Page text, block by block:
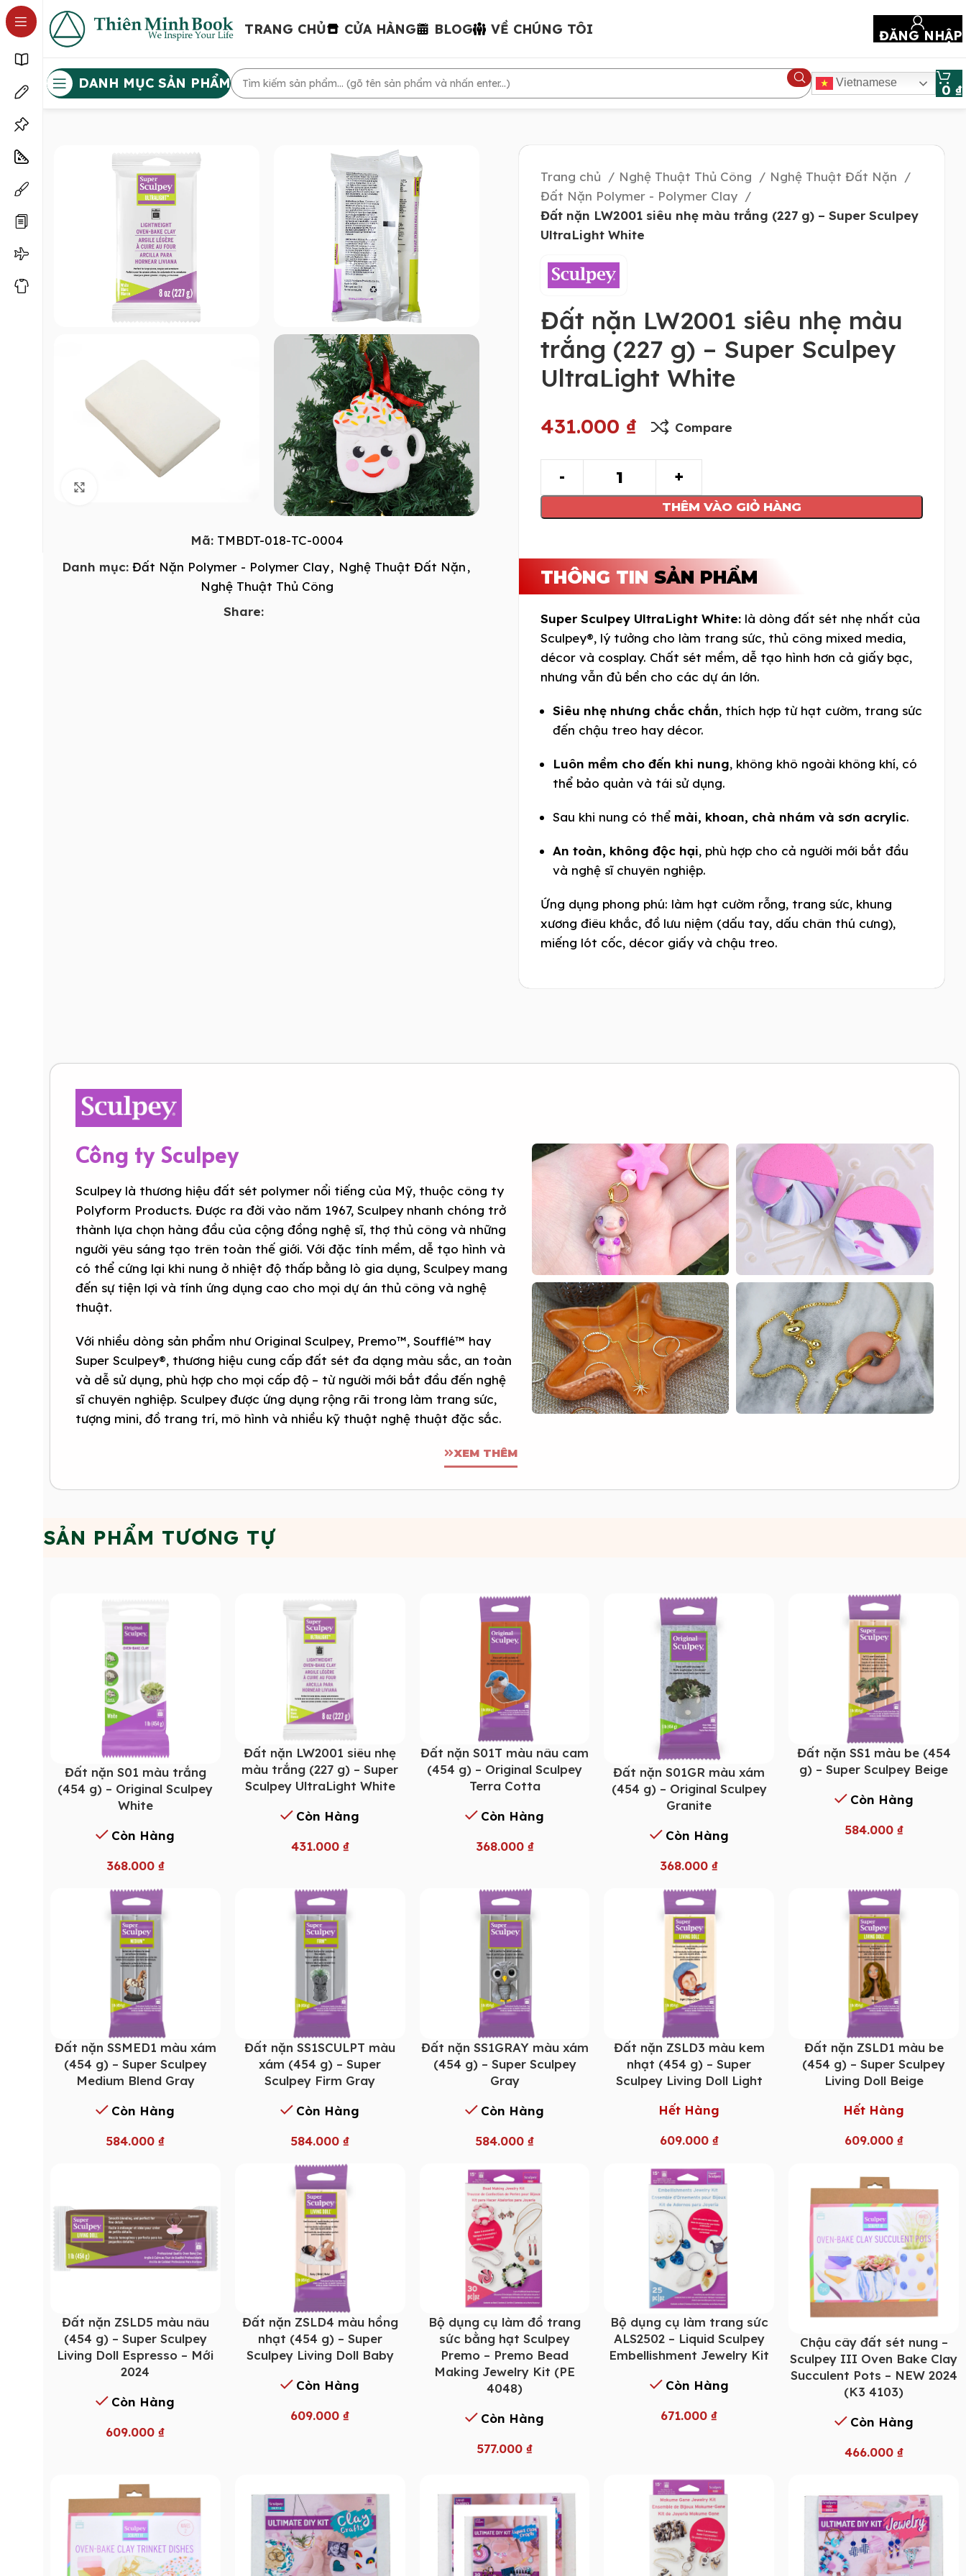
TRANG CHỦ CỬA HÀNG BLOG VỀ CHÚNG TÔI ĐĂNG NHẬP
DANH MỤC SẢN PHẨM Vietnamese 0 ₫
Mã: TMBDT-018-TC-0004
Danh mục: Đất Nặn Polymer - Polymer Clay, Nghệ Thuật Đất Nặn,
Nghệ Thuật Thủ Công
Share:
Trang chủ Nghệ Thuật Thủ Công
Nghệ Thuật Đất Nặn
Đất Nặn Polymer - Polymer Clay
Đất nặn LW2001 siêu nhẹ màu trắng (227 g) – Super Sculpey
UltraLight White
Đất nặn LW2001 siêu nhẹ màu
trắng (227 g) – Super Sculpey
UltraLight White
431.000 ₫ Compare
THÊM VÀO GIỎ HÀNG
THÔNG TIN SẢN PHẨM
Super Sculpey UltraLight White: là dòng đất sét nhẹ nhất của
Sculpey®, lý tưởng cho làm trang sức, thủ công mixed media,
décor và cosplay. Chất sét mềm, dễ tạo hình hơn cả giấy bạc,
nhưng vẫn đủ bền cho các dự án lớn.
Siêu nhẹ nhưng chắc chắn, thích hợp từ hạt cườm, trang sức
đến chậu treo hay décor.
Luôn mềm cho đến khi nung, không khô ngoài không khí, có
thể bảo quản và tái sử dụng.
Sau khi nung có thể mài, khoan, chà nhám và sơn acrylic.
An toàn, không độc hại, phù hợp cho cả người mới bắt đầu
và nghệ sĩ chuyên nghiệp.
Ứng dụng phong phú: làm hạt cườm rỗng, trang sức, khung
xương điêu khắc, đồ lưu niệm (dấu tay, dấu chân thú cưng),
miếng lót cốc, décor giấy và chậu treo.
Công ty Sculpey
Sculpey là thương hiệu đất sét polymer nổi tiếng của Mỹ, thuộc công ty
Polyform Products. Được ra đời vào năm 1967, Sculpey nhanh chóng trở
thành lựa chọn hàng đầu của cộng đồng nghệ sĩ, thợ thủ công và những
người yêu sáng tạo trên toàn thế giới. Với đặc tính mềm, dễ tạo hình và
có thể cứng lại khi nung ở nhiệt độ thấp bằng lò gia dụng, Sculpey mang
đến sự tiện lợi và tính ứng dụng cao cho mọi dự án thủ công và nghệ
thuật.
Với nhiều dòng sản phẩm như Original Sculpey, Premo™, Soufflé™ hay
Super Sculpey®, thương hiệu cung cấp đất sét đa dạng màu sắc, an toàn
và dễ sử dụng, phù hợp cho mọi cấp độ – từ người mới bắt đầu đến nghệ
sĩ chuyên nghiệp. Sculpey được ứng dụng rộng rãi trong làm trang sức,
tượng mini, đồ trang trí, mô hình và nhiều kỹ thuật nghệ thuật đặc sắc.
XEM THÊM
SẢN PHẨM TƯƠNG TỰ
Đất nặn S01 màu trắng
(454 g) – Original Sculpey
White
Còn Hàng
368.000 ₫
Đất nặn LW2001 siêu nhẹ
màu trắng (227 g) – Super
Sculpey UltraLight White
Còn Hàng
431.000 ₫
Đất nặn S01T màu nâu cam
(454 g) – Original Sculpey
Terra Cotta
Còn Hàng
368.000 ₫
Đất nặn S01GR màu xám
(454 g) – Original Sculpey
Granite
Còn Hàng
368.000₫
Đất nặn SS1 màu be (454
g) – Super Sculpey Beige
Còn Hàng
584.000 ₫
Đất nặn SSMED1 màu xám
(454 g) – Super Sculpey
Medium Blend Gray
Còn Hàng
584.000₫
Đất nặn SS1SCULPT màu
xám (454 g) – Super
Sculpey Firm Gray
Còn Hàng
584.000₫
Đất nặn SS1GRAY màu xám
(454 g) – Super Sculpey
Gray
Còn Hàng
584.000 ₫
Đất nặn ZSLD3 màu kem
nhạt (454 g) – Super
Sculpey Living Doll Light
Hết Hàng
609.000 ₫
Đất nặn ZSLD1 màu be
(454 g) – Super Sculpey
Living Doll Beige
Hết Hàng
609.000 ₫
Đất nặn ZSLD5 màu nâu
(454 g) – Super Sculpey
Living Doll Espresso – Mới
2024
Còn Hàng
609.000₫
Đất nặn ZSLD4 màu hồng
nhạt (454 g) – Super
Sculpey Living Doll Baby
Còn Hàng
609.000₫
Bộ dụng cụ làm đồ trang
sức bằng hạt Sculpey
Premo – Premo Bead
Making Jewelry Kit (PE
4048)
Còn Hàng
577.000 ₫
Bộ dụng cụ làm trang sức
ALS2502 – Liquid Sculpey
Embellishment Jewelry Kit
Còn Hàng
671.000₫
Chậu cây đất sét nung –
Sculpey III Oven Bake Clay
Succulent Pots – NEW 2024
(K3 4103)
Còn Hàng
466.000 ₫